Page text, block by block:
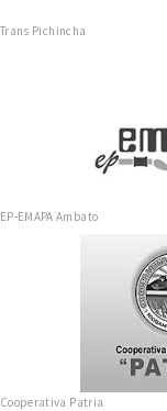
Trans Pichincha
EP-EMAPA Ambato
Cooperativa Patria